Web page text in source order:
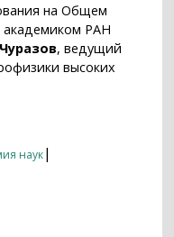
на Общем
академиком РАН
, ведущий
высоких
наук|